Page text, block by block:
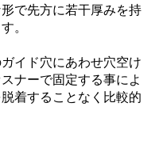
で先方に若干厚みを持
。
イド穴にあわせ穴空け
ナーで固定する事によ
着することなく比較的